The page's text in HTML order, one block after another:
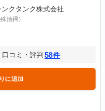
クタンク株式会社
清掃）
口コミ・評判 58件
に追加